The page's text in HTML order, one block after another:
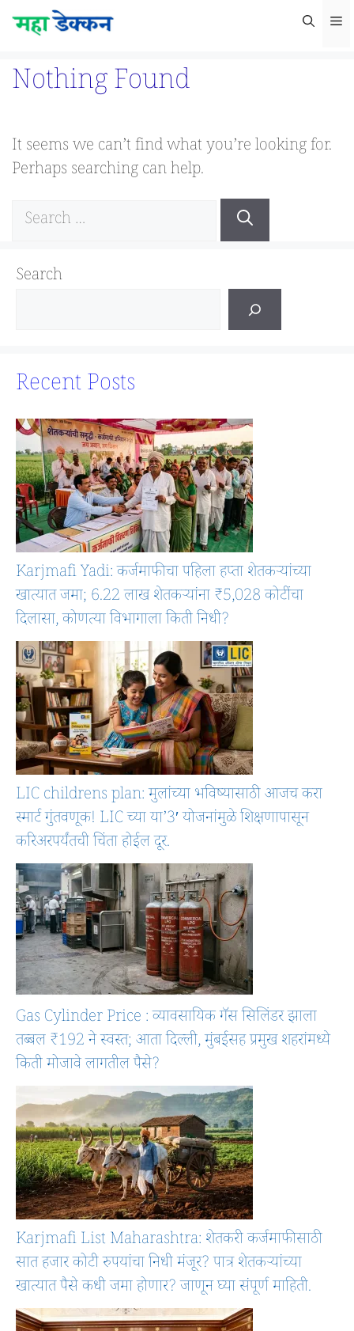
Skip
Nothing Found
It seems we can’t find what you’re looking for.
Perhaps searching can help.
Search
Search
Recent Posts
Karjmafi Yadi: कर्जमाफीचा पहिला हप्ता शेतकऱ्यांच्या
खात्यात जमा; 6.22 लाख शेतकऱ्यांना ₹5,028 कोटींचा
दिलासा, कोणत्या विभागाला किती निधी?
LIC childrens plan: मुलांच्या भविष्यासाठी आजच करा
स्मार्ट गुंतवणूक! LIC च्या या’3′ योजनांमुळे शिक्षणापासून
करिअरपर्यंतची चिंता होईल दूर.
Gas Cylinder Price : व्यावसायिक गॅस सिलिंडर झाला
तब्बल ₹192 ने स्वस्त; आता दिल्ली, मुंबईसह प्रमुख शहरांमध्ये
किती मोजावे लागतील पैसे?
Karjmafi List Maharashtra: शेतकरी कर्जमाफीसाठी
सात हजार कोटी रुपयांचा निधी मंजूर? पात्र शेतकऱ्यांच्या
खात्यात पैसे कधी जमा होणार? जाणून घ्या संपूर्ण माहिती.